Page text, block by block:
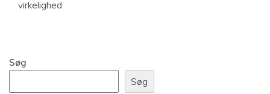
virkelighed
Søg
Søg